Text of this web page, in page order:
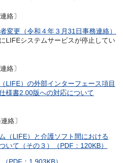
絡〕
変更（令和４年３月31日事務連絡）
LIFEシステムサービスが停止してい
絡〕
LIFE）の外部インターフェース項目
様書2.00版への対応について
絡〕
（LIFE）と介護ソフト間における
いて（その３）（PDF：120KB）
PDF：1,903KB）